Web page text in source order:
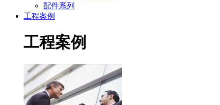
配件系列
工程案例
工程案例